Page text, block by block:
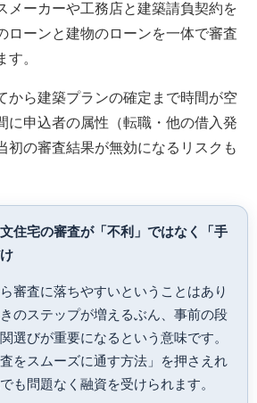
メーカーや工務店と建築請負契約を
ローンと建物のローンを一体で審査
す。
から建築プランの確定まで時間が空
に申込者の属性（転職・他の借入発
初の審査結果が無効になるリスクも
住宅の審査が「不利」ではなく「手
審査に落ちやすいということはあり
のステップが増えるぶん、事前の段
選びが重要になるという意味です。
をスムーズに通す方法」を押さえれ
も問題なく融資を受けられます。